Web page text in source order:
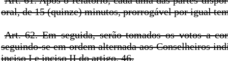
oral, de 15 (quinze) minutos, prorrogável por igual
Art. 62. Em seguida, serão tomados os votos a
seguindo-se em ordem alternada aos Conselheiros
inciso I e inciso II do artigo. 46.